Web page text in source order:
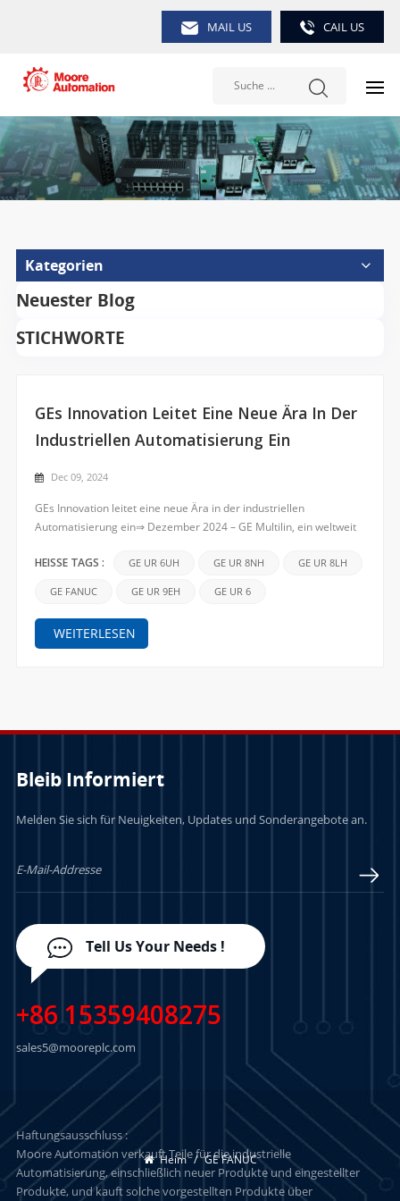
MAIL US CAIL US
Heim / GE FANUC
Kategorien
Neuester Blog
STICHWORTE
GEs Innovation Leitet Eine Neue Ära In Der
Industriellen Automatisierung Ein
Dec 09, 2024
GEs Innovation leitet eine neue Ära in der industriellen
Automatisierung ein⇒ Dezember 2024 – GE Multilin, ein weltweit
sich seit jeher dem Ziel verschrieben, die Branche durch
HEISSE TAGS : GE UR 6UH GE UR 8NH GE UR 8LH
GE FANUC GE UR 9EH GE UR 6
WEITERLESEN
Bleib Informiert
Melden Sie sich für Neuigkeiten, Updates und Sonderangebote an.
Tell Us Your Needs !
+86 15359408275
sales5@mooreplc.com
Haftungsausschluss :
Moore Automation verkauft Teile für die industrielle
Automatisierung, einschließlich neuer Produkte und eingestellter
Produkte, und kauft solche vorgestellten Produkte über